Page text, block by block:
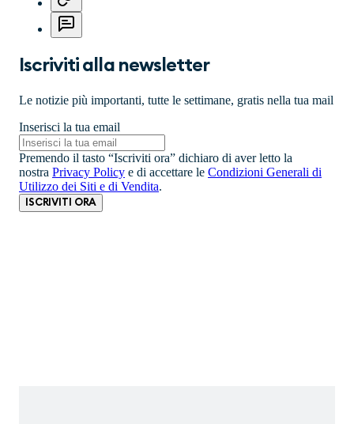
Iscriviti alla newsletter
Le notizie più importanti, tutte le settimane, gratis nella tua mail
Inserisci la tua email
Premendo il tasto “Iscriviti ora” dichiaro di aver letto la
nostra Privacy Policy e di accettare le Condizioni Generali di
Utilizzo dei Siti e di Vendita.
ISCRIVITI ORA